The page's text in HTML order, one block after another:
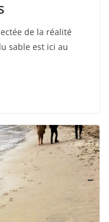
de la réalité
sable est ici au